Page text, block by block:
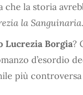
la storia
la Sanguinaria.
Lucrezia Borgia?
d’esordio
più